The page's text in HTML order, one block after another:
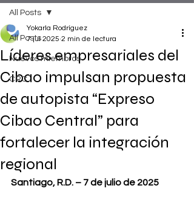
All Posts
Nuevos miembros
CRC
All Posts
Líderes empresariales del
Cibao impulsan propuesta
de autopista “Expreso
Cibao Central” para
fortalecer la integración
regional
Yokarla Rodríguez
7 jul 2025 2 min de lectura
Santiago, R.D. – 7 de julio de 2025